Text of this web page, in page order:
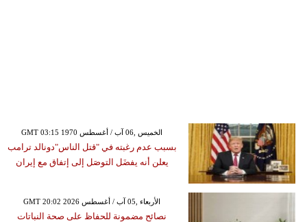
GMT 03:15 1970 الخميس ,06 آب / أغسطس
بسبب عدم رغبته في "قتل الناس"دونالد ترامب
يعلن أنه يفضَل التوصَل إلى إتفاق مع إيران
GMT 20:02 2026 الأربعاء ,05 آب / أغسطس
نصائح مضمونة للحفاظ على صحة النباتات